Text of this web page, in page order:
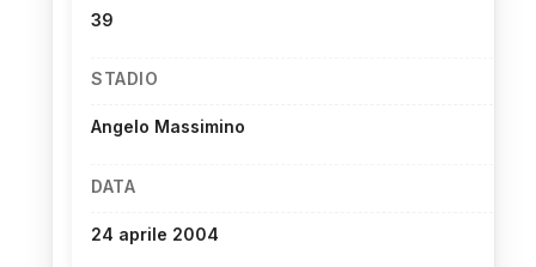
39
STADIO
Angelo Massimino
DATA
24 aprile 2004